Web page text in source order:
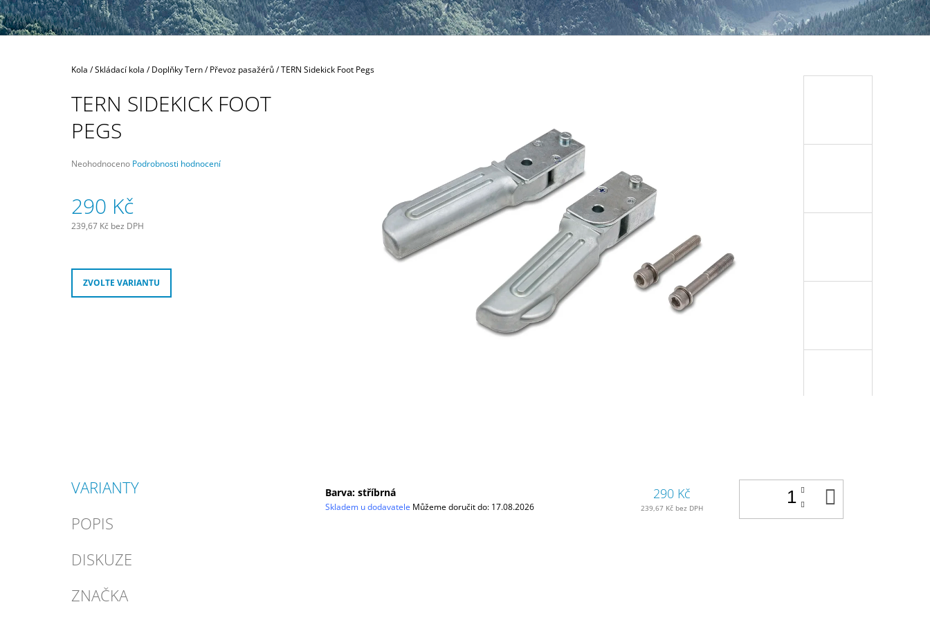
Domů
Kola /Skládací kola / Doplňky Tern/ Převoz pasažérů/TERN Sidekick Foot Pegs
TERN SIDEKICK FOOT
PEGS
Průměrné
je
0,0
z
Neohodnoceno Podrobnosti hodnocení
290 Kč
239,67 Kč bez DPH
ZVOLTE VARIANTU
VARIANTY
POPIS
DISKUZE
ZNAČKA
Barva: stříbrná
Skladem u dodavatele Můžeme doručit do: 17.08.2026
290 Kč
239,67 Kč bez DPH
300 Kč